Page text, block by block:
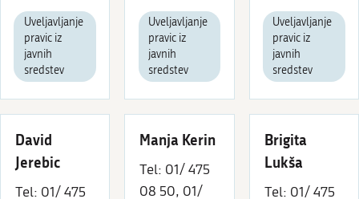
Uveljavljanje
pravic iz
javnih
sredstev
Uveljavljanje
pravic iz
javnih
sredstev
Uveljavljanje
pravic iz
javnih
sredstev
David
Jerebic
Tel: 01/ 475
Manja Kerin
Tel: 01/ 475
08 50, 01/
Brigita
Lukša
Tel: 01/ 475